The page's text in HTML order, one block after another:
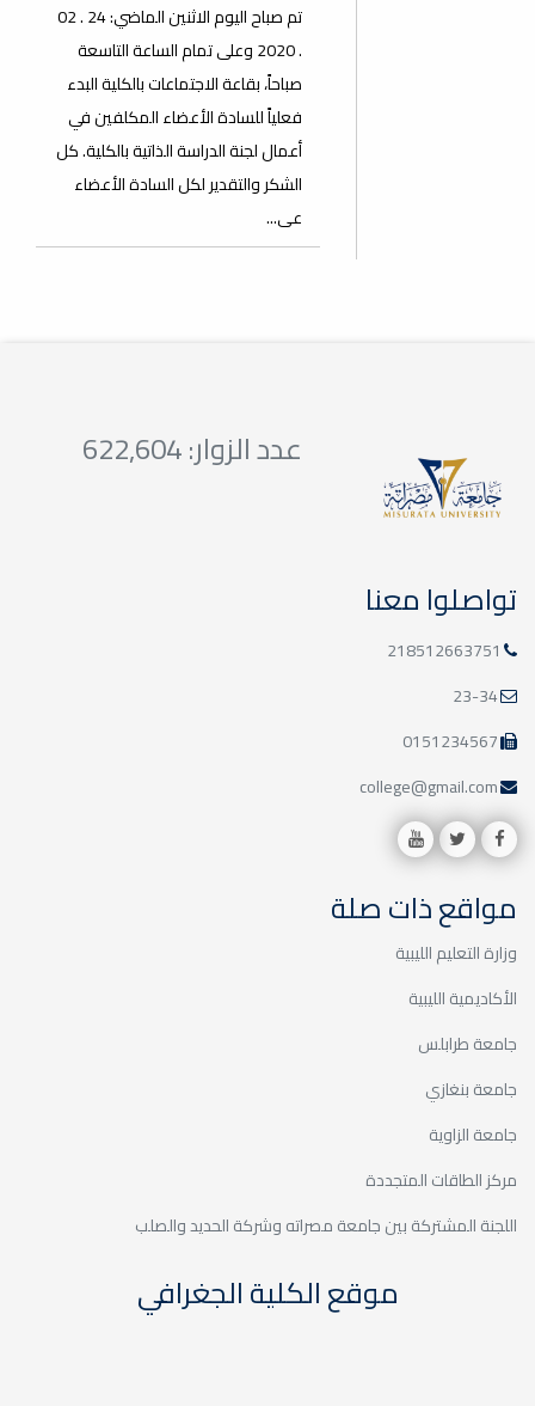
تم صباح اليوم الاثنين الماضي: 24 . 02
. 2020 وعلى تمام الساعة التاسعة
صباحاً، بقاعة الاجتماعات بالكلية البدء
فعلياً للسادة الأعضاء المكلفين في
أعمال لجنة الدراسة الذاتية بالكلية. كل
الشكر والتقدير لكل السادة الأعضاء
عى...
عدد الزوار: 622,604
تواصلوا معنا
218512663751
23-34
0151234567
college@gmail.com
مواقع ذات صلة
وزارة التعليم الليبية
الأكاديمية الليبية
جامعة طرابلس
جامعة بنغازي
جامعة الزاوية
مركز الطاقات المتجددة
اللجنة المشتركة بين جامعة مصراته وشركة الحديد والصلب
موقع الكلية الجغرافي